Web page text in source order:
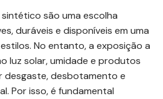
são uma escolha
duráveis e disponíveis em uma
No entanto, a exposição a
luz solar, umidade e produtos
desgaste, desbotamento e
Por isso, é fundamental